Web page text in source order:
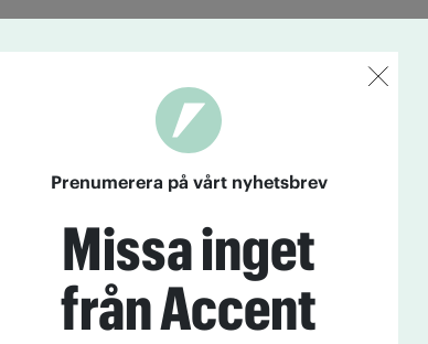
Prenumerera på vårt nyhetsbrev
Missa inget
från Accent